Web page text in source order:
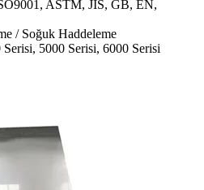
ASTM, JIS, GB, EN,
/ Soğuk Haddeleme
Serisi, 5000 Serisi, 6000 Serisi